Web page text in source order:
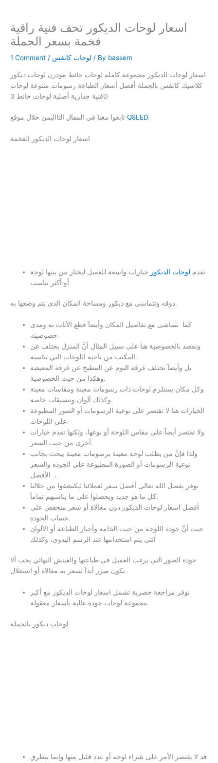
اسعار لوحات الديكور تحف فنية راقية
فخمة بسعر الجملة
1 Comment / لوحات كانفس / By bassem
اسعار لوحات الديكور مجموعة كاملة لوحات حائط مودرن لوحات ديكور
كلاسيك كانفس بالجملة أفضل أسعار الطباعة رسومات متنوعة لوحات
فنية جدارية أصلية لوحات حائط 3D
تابعوا معنا في المقال التااليمن خلال موقعQ8LED.
اسعار لوحات الديكور الفخمة
تقدم لوحات الديكور خيارات واسعة للعميل ليختار من بينها لوحة
أو أكثر تناسب
ذوقه وتتماشى مع ديكور ومساحة المكان الذى يتم وضعها به.
كما تتماشى مع تفاصيل المكان وأيضاََ قطع الأثاث به ومدى
خصوصيته.
ونقصد بالخصوصية هنا على سبيل المثال أنَّ المنزل يختلف عن
المكتب من ناحية اللوحات التي تناسبه.
بل وأيضاََ تختلف غرفة النوم عن المطبخ عن غرفة المعيشة
وهكذا من حيث الخصوصية.
وكل مكان يستلزم لوحات ذات رسومات معينة ومقاسات معينة
وكذلك ألوان وتنسيقات خاصة.
الخيارات هنا لا تقتصر على نوعية الرسومات أو الصور المطبوعة
على اللوحات.
ولا تقتصر أيضاََ على مقاس اللوحة أو نوعها، ولكنها تقدم خيارات
أخرى من حيث السعر.
ولذا فإنَّ من يطلب لوحة معينة برسومات معينة يبحث بجانب
نوعية الرسومات أو الصورة المطبوعة على الجوده والسعر
الأفضل .
نوفر بفضل الله تعالى أفضل سعر لعملائنا ليكتشفوا من خلالنا
كل ما هو جديد ويحصلوا على ما يناسبهم تماماََ.
أفضل اسعار لوحات الديكور دون مغالاة أو سعر منخفض على
حساب الجودة.
حيث أنَّ جودة اللوحة من حيث الخامة وأحبار الطباعة أو الألوان
التى يتم استخدامها عند الرسم اليدوي، وكذلك
جودة الصور التى يرغب العميل فى طباعتها والفينش النهائي يجب ألا
يكون مبرر أبداََ لسعر به مغالاة أو استغلال .
نوفر مراجعة حصرية تشمل اسعار لوحات الديكور مع أكبر
مجموعة لوحات جودة عالية بأسعار معقولة.
لوحات ديكور بالجملة
قد لا يقتصر الأمر على شراء لوحة أو عدد قليل منها وإنما يتطرق